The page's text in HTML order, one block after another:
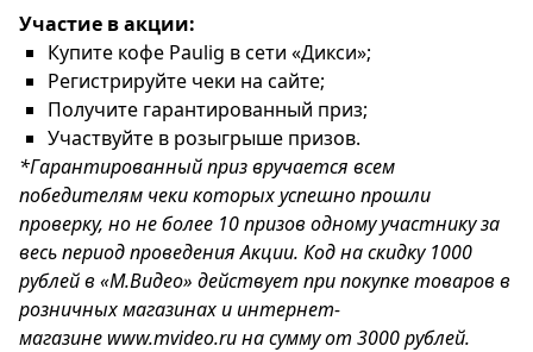
Участие в акции:
Купите кофе Paulig в сети «Дикси»;
Регистрируйте чеки на сайте;
Получите гарантированный приз;
Участвуйте в розыгрыше призов.
*Гарантированный приз вручается всем
победителям чеки которых успешно прошли
проверку, но не более 10 призов одному участнику за
весь период проведения Акции. Код на скидку 1000
рублей в «М.Видео» действует при покупке товаров в
розничных магазинах и интернет-
магазине www.mvideo.ru на сумму от 3000 рублей.